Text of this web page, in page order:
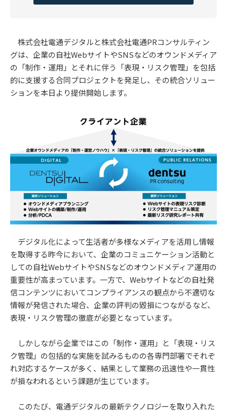
株式会社電通デジタルと株式会社電通PRコンサルティン
グは、企業の自社WebサイトやSNSなどのオウンドメディア
の「制作・運用」とそれに伴う「表現・リスク管理」を包括
的に支援する合同プロジェクトを発足し、その統合ソリュー
ションを本日より提供開始します。
デジタル化によって生活者が多様なメディアを活用し情報
を取得する昨今において、企業のコミュニケーション活動と
しての自社WebサイトやSNSなどのオウンドメディア運用の
重要性が高まっています。一方で、Webサイトなどの自社発
信コンテンツにおいてコンプライアンスの観点から不適切な
情報が発信された場合、企業の評判の毀損につながるなど、
表現・リスク管理の徹底が必要となっています。
しかしながら企業ではこの「制作・運用」と「表現・リス
ク管理」の包括的な実施を試みるものの各専門部署でそれぞ
れ対応するケースが多く、結果として業務の迅速性や一貫性
が損なわれるという課題が生じています。
このたび、電通デジタルの最新テクノロジーを取り入れた